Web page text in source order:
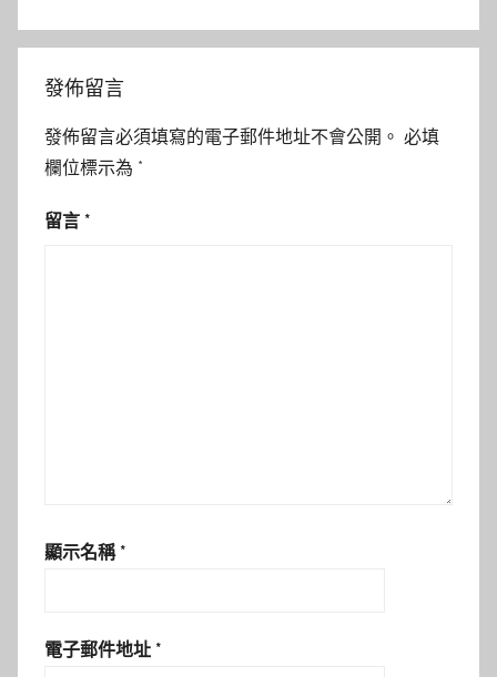
發佈留言
發佈留言必須填寫的電子郵件地址不會公開。 必填
欄位標示為 *
留言 *
顯示名稱 *
電子郵件地址 *